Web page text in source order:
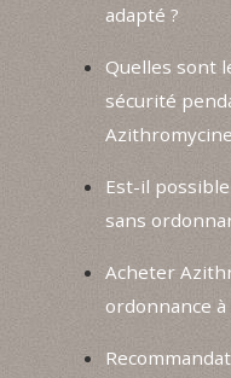
adapté ?
Quelles sont
sécurité
Est-il
sans
Acheter
ordonnance